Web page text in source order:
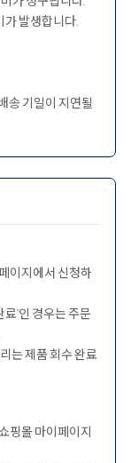
가 발생합니다.
송 기일이 지연될
이지에서 신청하
료’인 경우는 주문
는 제품 회수 완료
핑몰 마이페이지